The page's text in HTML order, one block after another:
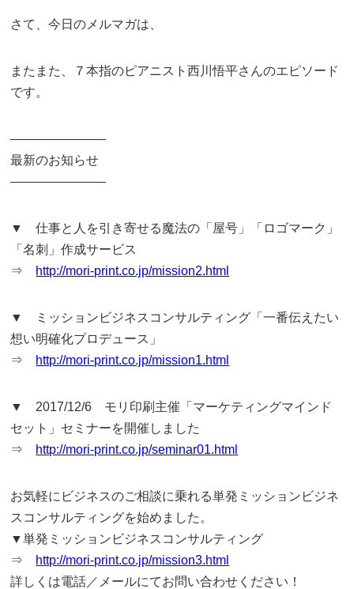
さて、今日のメルマガは、
またまた、７本指のピアニスト西川悟平さんのエピソード
です。
———————–
最新のお知らせ
———————–
▼ 仕事と人を引き寄せる魔法の「屋号」「ロゴマーク」
「名刺」作成サービス
⇒ http://mori-print.co.jp/mission2.html
▼ ミッションビジネスコンサルティング「一番伝えたい
想い明確化プロデュース」
⇒ http://mori-print.co.jp/mission1.html
▼ 2017/12/6 モリ印刷主催「マーケティングマインド
セット」セミナーを開催しました
⇒ http://mori-print.co.jp/seminar01.html
お気軽にビジネスのご相談に乗れる単発ミッションビジネ
スコンサルティングを始めました。
▼単発ミッションビジネスコンサルティング
⇒ http://mori-print.co.jp/mission3.html
詳しくは電話／メールにてお問い合わせください！